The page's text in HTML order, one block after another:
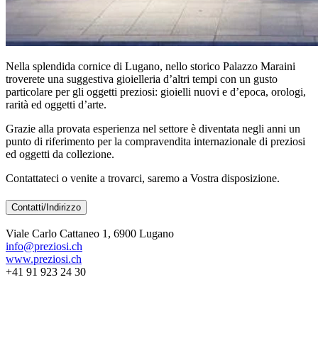
Nella splendida cornice di Lugano, nello storico Palazzo Maraini
troverete una suggestiva gioielleria d’altri tempi con un gusto
particolare per gli oggetti preziosi: gioielli nuovi e d’epoca, orologi,
rarità ed oggetti d’arte.
Grazie alla provata esperienza nel settore è diventata negli anni un
punto di riferimento per la compravendita internazionale di preziosi
ed oggetti da collezione.
Contattateci o venite a trovarci, saremo a Vostra disposizione.
Contatti/Indirizzo
Viale Carlo Cattaneo 1, 6900 Lugano
info@preziosi.ch
www.preziosi.ch
+41 91 923 24 30